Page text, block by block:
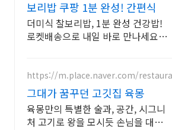
보리밥 쿠팡 1분 완성! 간편식
더미식 찰보리밥, 1분 완성 건강밥!
로켓배송으로 내일 바로 만나세요.
세요.
https://m.place.naver.com/
그대가 꿈꾸던 고깃집 육몽
육몽만의 특별한 술과, 공간, 시그니
처 고기로 왕을 모시듯 손님을 대접